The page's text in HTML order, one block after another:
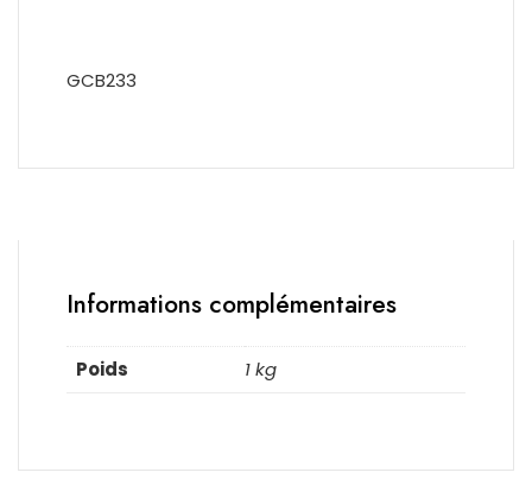
GCB233
Informations complémentaires
Poids 1 kg